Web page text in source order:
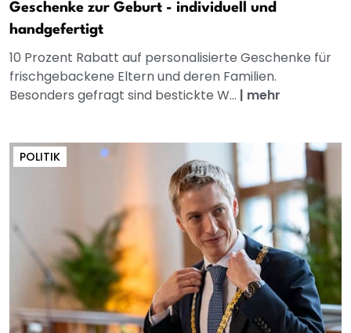
Geschenke zur Geburt - individuell und
handgefertigt
10 Prozent Rabatt auf personalisierte Geschenke für
frischgebackene Eltern und deren Familien.
Besonders gefragt sind bestickte W... | mehr
POLITIK